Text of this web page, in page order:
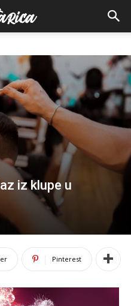
iz klupe u
Pinterest